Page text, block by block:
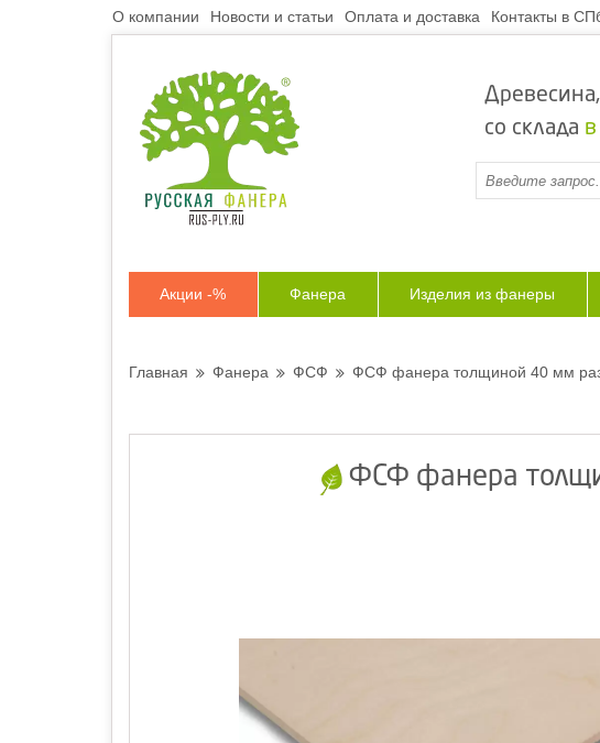
О компании Новости и статьи Оплата и доставка Контакты в
со склада
Акции -% Фанера Изделия из фанеры
Главная Фанера ФСФ ФСФ фанера толщиной 40 мм
ФСФ фанера